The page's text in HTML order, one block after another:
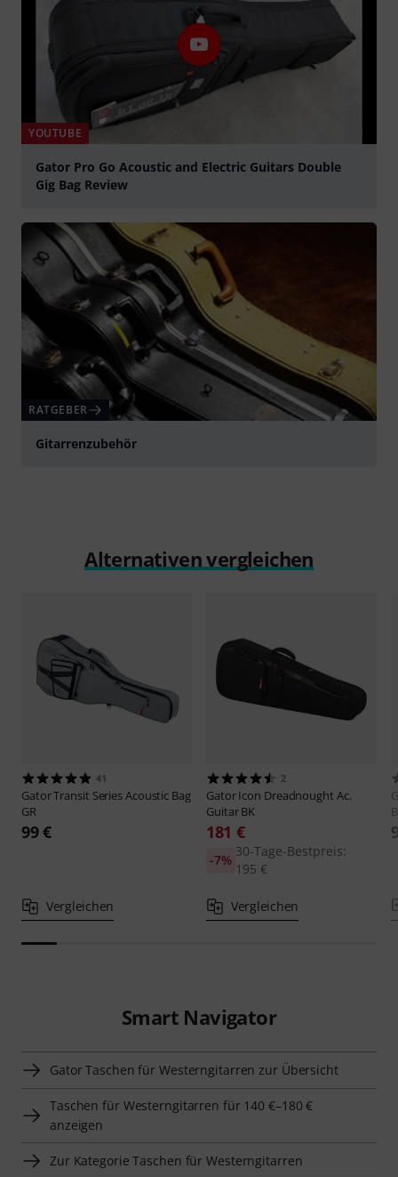
YOUTUBE
Gator Pro Go Acoustic and Electric Guitars Double
Gig Bag Review
RATGEBER
Gitarrenzubehör
Alternativen vergleichen
41
GatorTransit Series Acoustic Bag
GR
99 €
Vergleichen
2
GatorIcon Dreadnought Ac.
Guitar BK
181 €
30-Tage-Bestpreis:
195 €
-7%
Vergleichen
Smart Navigator
Gator Taschen für Westerngitarren zur Übersicht
Taschen für Westerngitarren für 140 €–180 €
anzeigen
Zur Kategorie Taschen für Westerngitarren